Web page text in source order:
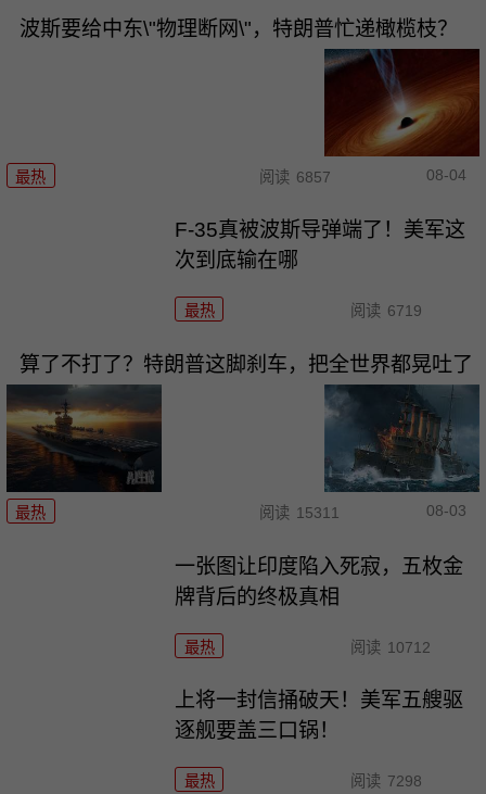
波斯要给中东\"物理断网\"，特朗普忙递橄榄枝？
最热 阅读 6857 08-04
F-35真被波斯导弹端了！美军这
次到底输在哪
最热 阅读 6719
算了不打了？特朗普这脚刹车，把全世界都晃吐了
最热 阅读 15311 08-03
一张图让印度陷入死寂，五枚金
牌背后的终极真相
最热 阅读 10712
上将一封信捅破天！美军五艘驱
逐舰要盖三口锅！
最热 阅读 7298